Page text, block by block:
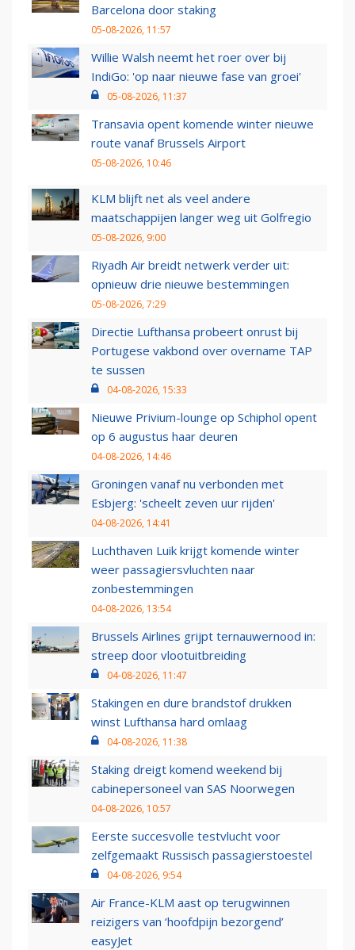
Barcelona door staking
05-08-2026, 11:57
Willie Walsh neemt het roer over bij
IndiGo: 'op naar nieuwe fase van groei'
05-08-2026, 11:37
Transavia opent komende winter nieuwe
route vanaf Brussels Airport
05-08-2026, 10:46
KLM blijft net als veel andere
maatschappijen langer weg uit Golfregio
05-08-2026, 9:00
Riyadh Air breidt netwerk verder uit:
opnieuw drie nieuwe bestemmingen
05-08-2026, 7:29
Directie Lufthansa probeert onrust bij
Portugese vakbond over overname TAP
te sussen
04-08-2026, 15:33
Nieuwe Privium-lounge op Schiphol opent
op 6 augustus haar deuren
04-08-2026, 14:46
Groningen vanaf nu verbonden met
Esbjerg: 'scheelt zeven uur rijden'
04-08-2026, 14:41
Luchthaven Luik krijgt komende winter
weer passagiersvluchten naar
zonbestemmingen
04-08-2026, 13:54
Brussels Airlines grijpt ternauwernood in:
streep door vlootuitbreiding
04-08-2026, 11:47
Stakingen en dure brandstof drukken
winst Lufthansa hard omlaag
04-08-2026, 11:38
Staking dreigt komend weekend bij
cabinepersoneel van SAS Noorwegen
04-08-2026, 10:57
Eerste succesvolle testvlucht voor
zelfgemaakt Russisch passagierstoestel
04-08-2026, 9:54
Air France-KLM aast op terugwinnen
reizigers van ‘hoofdpijn bezorgend’
easyJet